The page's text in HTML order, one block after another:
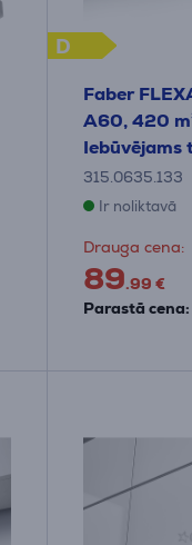
D
Faber
A60, 420
Iebūvējams
315.0635.133
Ir noliktavā
Drauga cena:
89.99 €
Parastā